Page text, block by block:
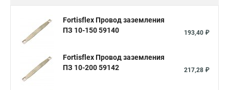
Fortisflex Провод заземления
ПЗ 10-150 59140
193,40 ₽
Fortisflex Провод заземления
ПЗ 10-200 59142
217,28 ₽